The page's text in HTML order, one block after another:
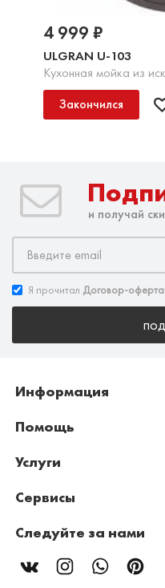
ULGRAN U-103
Кухонная мойка из
4 999 ₽
Закончился
и получай
Я прочитал Договор-оферта
Информация
Помощь
Услуги
Сервисы
Следуйте за нами